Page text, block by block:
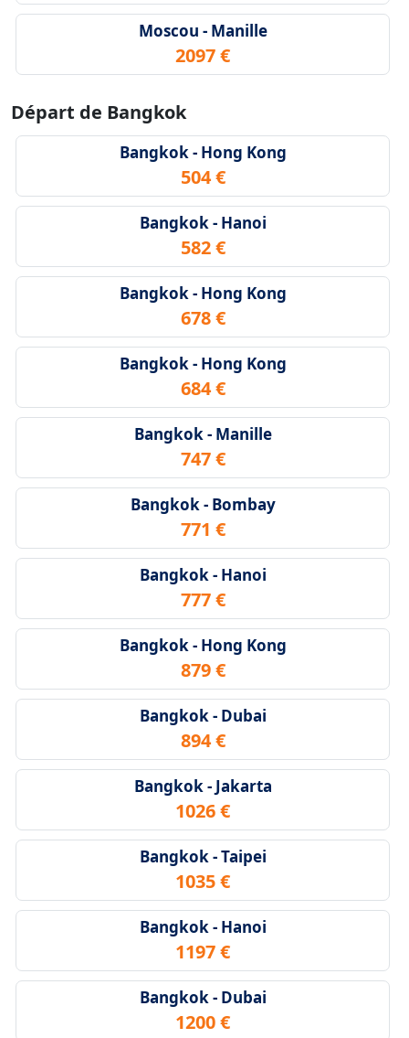
Moscou - Manille
2097 €
Départ de Bangkok
Bangkok - Hong Kong
504 €
Bangkok - Hanoi
582 €
Bangkok - Hong Kong
678 €
Bangkok - Hong Kong
684 €
Bangkok - Manille
747 €
Bangkok - Bombay
771 €
Bangkok - Hanoi
777 €
Bangkok - Hong Kong
879 €
Bangkok - Dubai
894 €
Bangkok - Jakarta
1026 €
Bangkok - Taipei
1035 €
Bangkok - Hanoi
1197 €
Bangkok - Dubai
1200 €